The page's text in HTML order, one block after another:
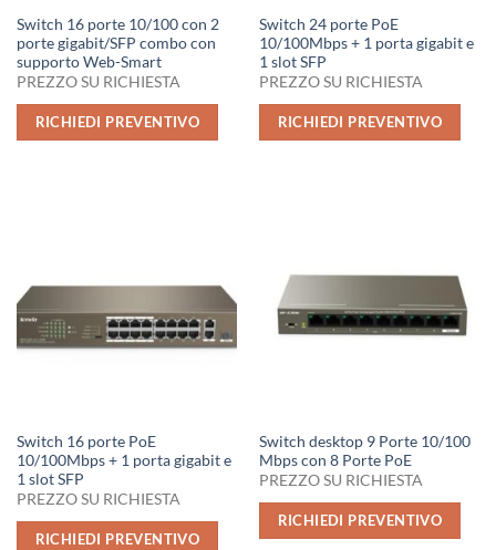
Switch 16 porte 10/100 con 2
porte gigabit/SFP combo con
supporto Web-Smart
PREZZO SU RICHIESTA
RICHIEDI PREVENTIVO
Switch 24 porte PoE
10/100Mbps + 1 porta gigabit e
1 slot SFP
PREZZO SU RICHIESTA
RICHIEDI PREVENTIVO
Switch 16 porte PoE
10/100Mbps + 1 porta gigabit e
1 slot SFP
PREZZO SU RICHIESTA
RICHIEDI PREVENTIVO
Switch desktop 9 Porte 10/100
Mbps con 8 Porte PoE
PREZZO SU RICHIESTA
RICHIEDI PREVENTIVO